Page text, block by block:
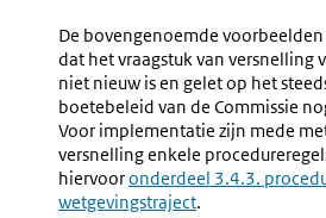
De bovengenoemde
dat het vraagstuk van versnelling
niet nieuw is en gelet op het
boetebeleid van de Commissie
Voor implementatie zijn mede
versnelling enkele
hiervooronderdeel 3.4.3.
wetgevingstraject.